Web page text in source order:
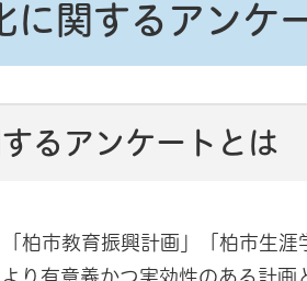
に関するアンケ
るアンケートとは
柏市教育振興計画」「柏市生涯
り有意義かつ実効性のある計画